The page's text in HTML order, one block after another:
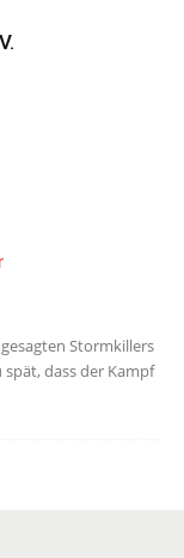
Stormkillers
dass der Kampf